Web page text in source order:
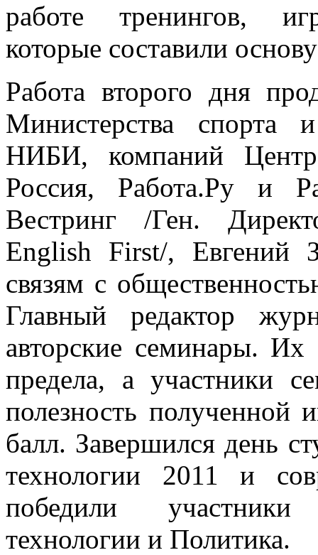
работе тренингов,
которые составили
Работа второго дня
Министерства
НИБИ, компаний
Россия, Работа.Ру и
Вестринг /Ген.
English First/, Евгений
связям с
Главный редактор
авторские семинары.
предела, а участники
полезность
балл. Завершился день
технологии 2011 и
победили
технологии и Политика.